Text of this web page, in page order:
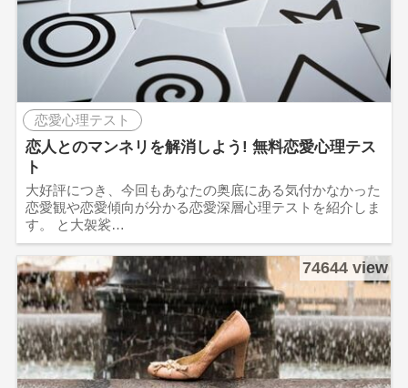
恋愛心理テスト
恋人とのマンネリを解消しよう! 無料恋愛心理テス
ト
大好評につき、今回もあなたの奥底にある気付かなかった
恋愛観や恋愛傾向が分かる恋愛深層心理テストを紹介しま
す。 と大袈裟…
74644 view